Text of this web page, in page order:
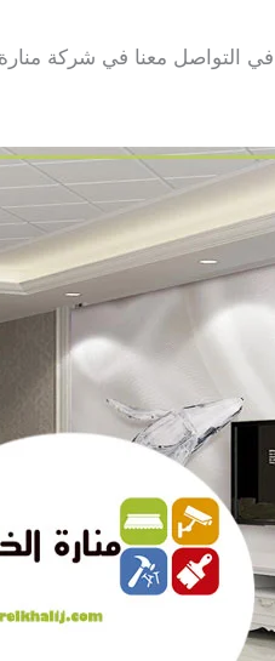
التواصل معنا في شركة